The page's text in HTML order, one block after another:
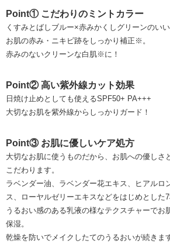
Point① こだわりのミントカラー
くすみとばしブルー×赤みかくしグリーンのい
お肌の赤み・ニキビ跡をしっかり補正※。
赤みのないクリーンな白肌※に！
Point② 高い紫外線カット効果
日焼け止めとしても使えるSPF50+ PA+++
大切なお肌を紫外線からしっかりガード！
Point③ お肌に優しいケア処方
大切なお肌に使うものだから、お肌への優しさ
こだわります。
ラベンダー油、ラベンダー花エキス、ヒアルロ
ス、ローヤルゼリーエキスなどをはじめとした7
うるおい感のある乳液の様なテクスチャーでお
保湿。
乾燥を防いでメイクしたてのうるおいが続きま